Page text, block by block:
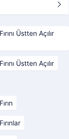
Üstten Açılır
Üstten Açılır